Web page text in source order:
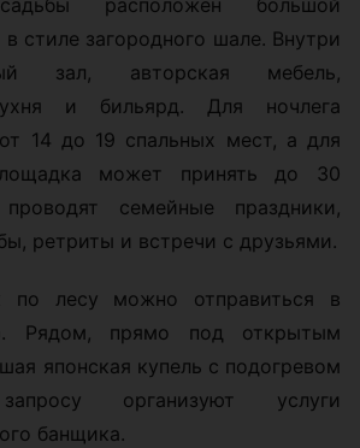
расположен большой
стиле загородного шале. Внутри
зал, авторская мебель,
и бильярд. Для ночлега
14 до 19 спальных мест, а для
может принять до 30
семейные праздники,
ретриты и встречи с друзьями.
по лесу можно отправиться в
Рядом, прямо под открытым
японская купель с подогревом
организуют услуги
банщика.